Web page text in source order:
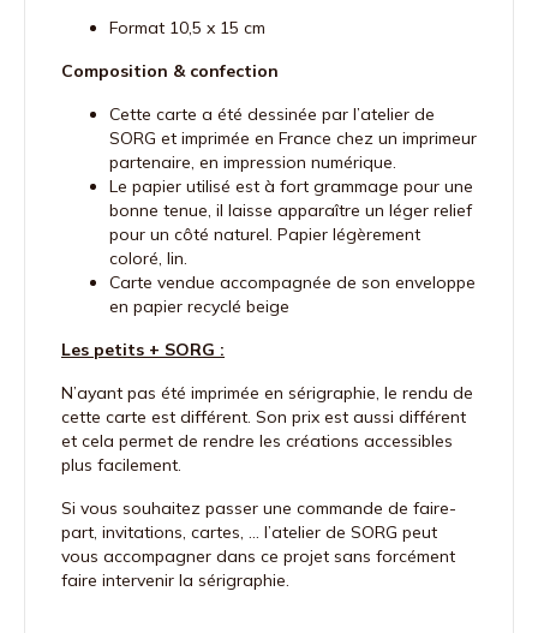
Format 10,5 x 15 cm
Composition & confection
Cette carte a été dessinée par l’atelier de
SORG et imprimée en France chez un imprimeur
partenaire, en impression numérique.
Le papier utilisé est à fort grammage pour une
bonne tenue, il laisse apparaître un léger relief
pour un côté naturel. Papier légèrement
coloré, lin.
Carte vendue accompagnée de son enveloppe
en papier recyclé beige
Les petits + SORG :
N’ayant pas été imprimée en sérigraphie, le rendu de
cette carte est différent. Son prix est aussi différent
et cela permet de rendre les créations accessibles
plus facilement.
Si vous souhaitez passer une commande de faire-
part, invitations, cartes, … l’atelier de SORG peut
vous accompagner dans ce projet sans forcément
faire intervenir la sérigraphie.